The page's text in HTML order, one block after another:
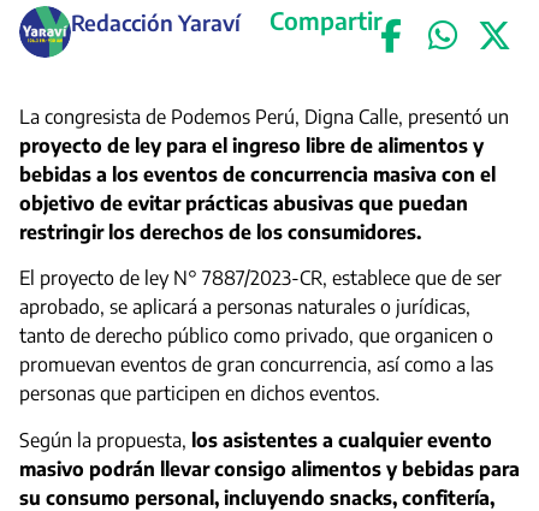
Redacción Yaraví Compartir
La congresista de Podemos Perú, Digna Calle, presentó un
proyecto de ley para el ingreso libre de alimentos y
bebidas a los eventos de concurrencia masiva con el
objetivo de evitar prácticas abusivas que puedan
restringir los derechos de los consumidores.
El proyecto de ley N° 7887/2023-CR, establece que de ser
aprobado, se aplicará a personas naturales o jurídicas,
tanto de derecho público como privado, que organicen o
promuevan eventos de gran concurrencia, así como a las
personas que participen en dichos eventos.
Según la propuesta, los asistentes a cualquier evento
masivo podrán llevar consigo alimentos y bebidas para
su consumo personal, incluyendo snacks, confitería,